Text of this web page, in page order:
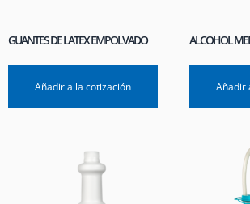
GUANTES DE LATEX EMPOLVADO
Añadir a la cotización
ALCOHOL
Añadir